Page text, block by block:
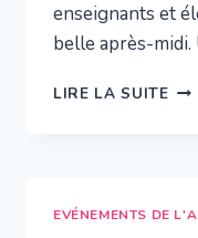
enseignants et
belle après-
LIRE LA SUITE
EVÉNEMENTS DE